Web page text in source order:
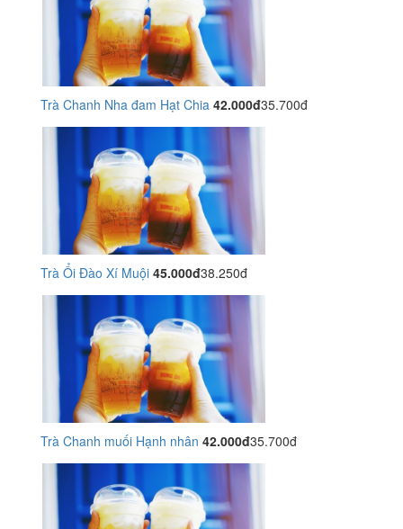
Trà Chanh Nha đam Hạt Chia 42.000đ35.700đ
Trà Ổi Đào Xí Muội 45.000đ38.250đ
Trà Chanh muối Hạnh nhân 42.000đ35.700đ